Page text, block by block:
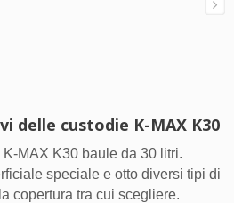
delle custodie K-MAX K30
K-MAX K30 baule da 30 litri.
speciale e otto diversi tipi di
copertura tra cui scegliere.